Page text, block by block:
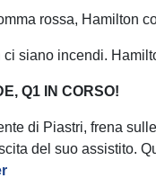
rossa, Hamilton
ci siano incendi.
Q1 IN CORSO!
di Piastri, frena
del suo assistito.